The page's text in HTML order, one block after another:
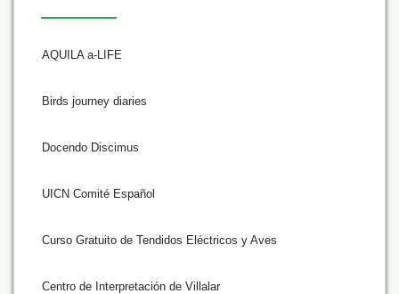
AQUILA a-LIFE
Birds journey diaries
Docendo Discimus
UICN Comité Español
Curso Gratuito de Tendidos Eléctricos y Aves
Centro de Interpretación de Villalar